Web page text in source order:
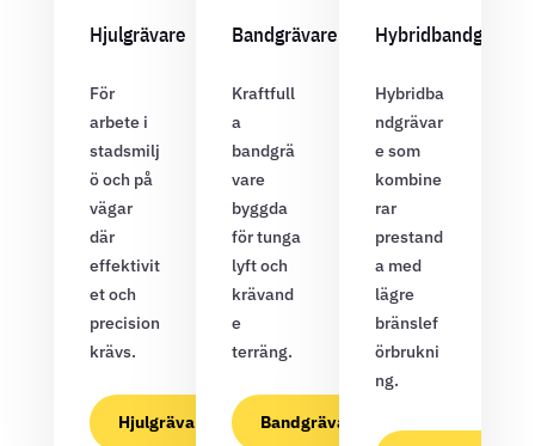
Hjulgrävare
För
arbete i
stadsmilj
ö och på
vägar
där
effektivit
et och
precision
krävs.
Hjulgrävare
Bandgrävare
Kraftfull
a
bandgrä
vare
byggda
för tunga
lyft och
krävand
e
terräng.
Bandgrävare
Hybridbandgrävare
Hybridba
ndgrävar
e som
kombine
rar
prestand
a med
lägre
bränslef
örbrukni
ng.